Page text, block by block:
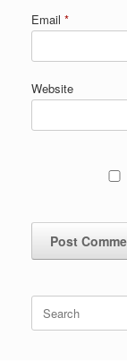
Email *
Website
Search
for: